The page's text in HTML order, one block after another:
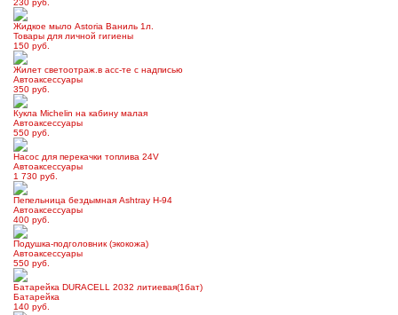
230 руб.
Жидкое мыло Astoria Ваниль 1л.
Товары для личной гигиены
150 руб.
Жилет светоотраж.в асс-те с надписью
Автоаксессуары
350 руб.
Кукла Michelin на кабину малая
Автоаксессуары
550 руб.
Насос для перекачки топлива 24V
Автоаксессуары
1 730 руб.
Пепельница бездымная Ashtray H-94
Автоаксессуары
400 руб.
Подушка-подголовник (экокожа)
Автоаксессуары
550 руб.
Батарейка DURACELL 2032 литиевая(1бат)
Батарейка
140 руб.